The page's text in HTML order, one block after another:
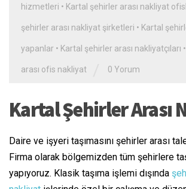
hizmetleri • Kartal şehirler arası nakliyat
şehirler arası nakliyat şirketleri • Kartal
yapanlar • Kartal şehirler arası nakliyatçıları •
arası ofis nakliyat 0 Yorum
Kartal Şehirler Arası
Daire ve işyeri taşımasını şehirler arası
Firma olarak bölgemizden tüm şehirlere
yapıyoruz. Klasik taşıma işlemi dışında